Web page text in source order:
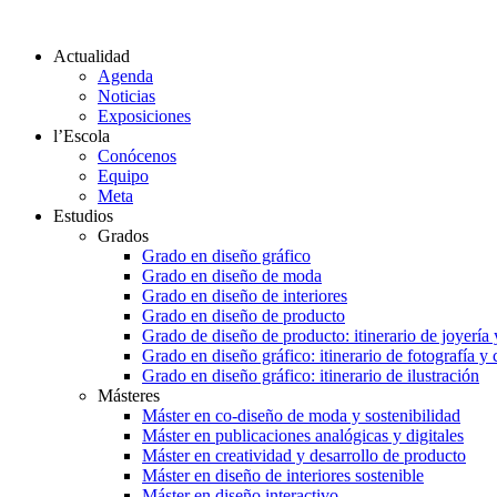
Actualidad
Agenda
Noticias
Exposiciones
l’Escola
Conócenos
Equipo
Meta
Estudios
Grados
Grado en diseño gráfico
Grado en diseño de moda
Grado en diseño de interiores
Grado en diseño de producto
Grado de diseño de producto: itinerario de joyería
Grado en diseño gráfico: itinerario de fotografía y
Grado en diseño gráfico: itinerario de ilustración
Másteres
Máster en co-diseño de moda y sostenibilidad
Máster en publicaciones analógicas y digitales
Máster en creatividad y desarrollo de producto
Máster en diseño de interiores sostenible